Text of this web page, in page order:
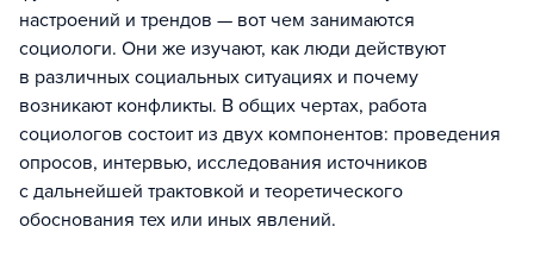
настроений и трендов — вот чем занимаются
социологи. Они же изучают, как люди действуют
в различных социальных ситуациях и почему
возникают конфликты. В общих чертах, работа
социологов состоит из двух компонентов: проведения
опросов, интервью, исследования источников
с дальнейшей трактовкой и теоретического
обоснования тех или иных явлений.